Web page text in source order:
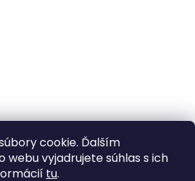
cookie. Ďalším
vyjadrujete súhlas s ich
tu.